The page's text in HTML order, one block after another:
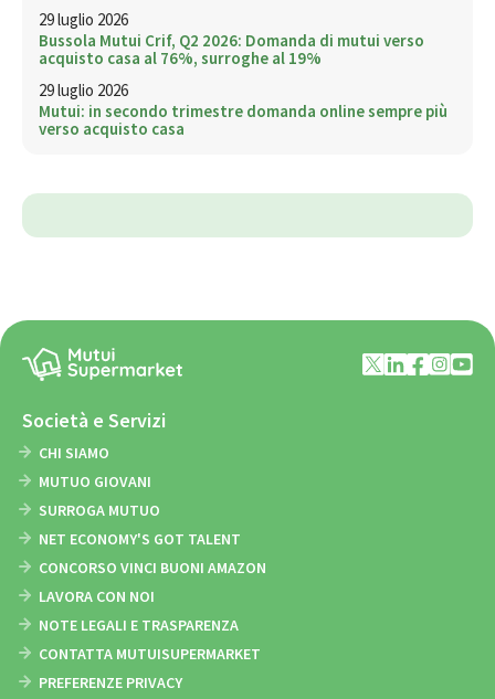
29 luglio 2026
Bussola Mutui Crif, Q2 2026: Domanda di mutui verso
acquisto casa al 76%, surroghe al 19%
29 luglio 2026
Mutui: in secondo trimestre domanda online sempre più
verso acquisto casa
Società e Servizi
CHI SIAMO
MUTUO GIOVANI
SURROGA MUTUO
NET ECONOMY'S GOT TALENT
CONCORSO VINCI BUONI AMAZON
LAVORA CON NOI
NOTE LEGALI E TRASPARENZA
CONTATTA MUTUISUPERMARKET
PREFERENZE PRIVACY